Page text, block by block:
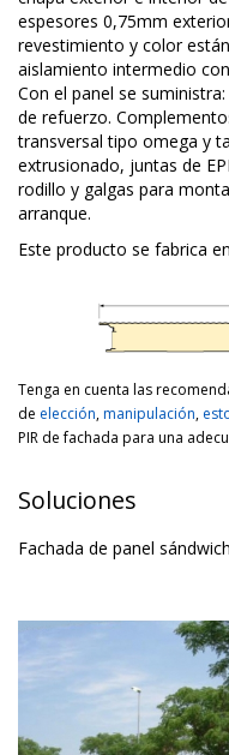
espesores 0,75mm
revestimiento y color
aislamiento intermedio
Con el panel se
de refuerzo.
transversal tipo omega y
extrusionado, juntas de
rodillo y galgas para
arranque.
Este producto se fabrica
Tenga en cuenta las
de elección,manipulación,
PIR de fachada para una
Soluciones
Fachada de panel